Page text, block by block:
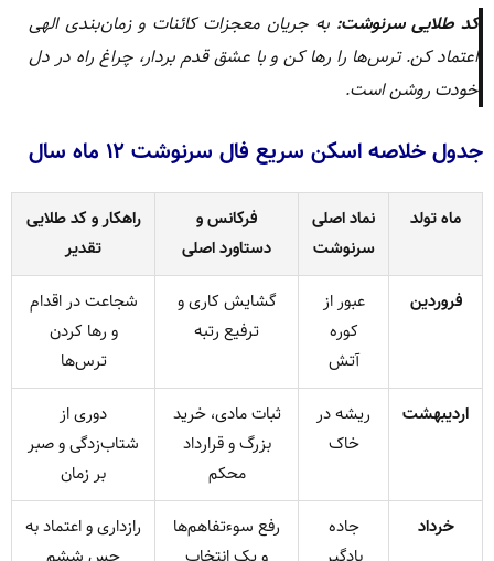
کد طلایی سرنوشت: به جریان معجزات کائنات و زمان‌بندی الهی
اعتماد کن. ترس‌ها را رها کن و با عشق قدم بردار، چراغ راه در دل
خودت روشن است.
جدول خلاصه اسکن سریع فال سرنوشت ۱۲ ماه سال
ماه تولد
نماد اصلی
سرنوشت
فرکانس و
دستاورد اصلی
راهکار و کد طلایی
تقدیر
فروردین
عبور از
کوره
آتش
گشایش کاری و
ترفیع رتبه
شجاعت در اقدام
و رها کردن
ترس‌ها
اردیبهشت
ریشه در
خاک
ثبات مادی، خرید
بزرگ و قرارداد
محکم
دوری از
شتاب‌زدگی و صبر
بر زمان
خرداد
جاده
رفع سوءتفاهم‌ها
رازداری و اعتماد به